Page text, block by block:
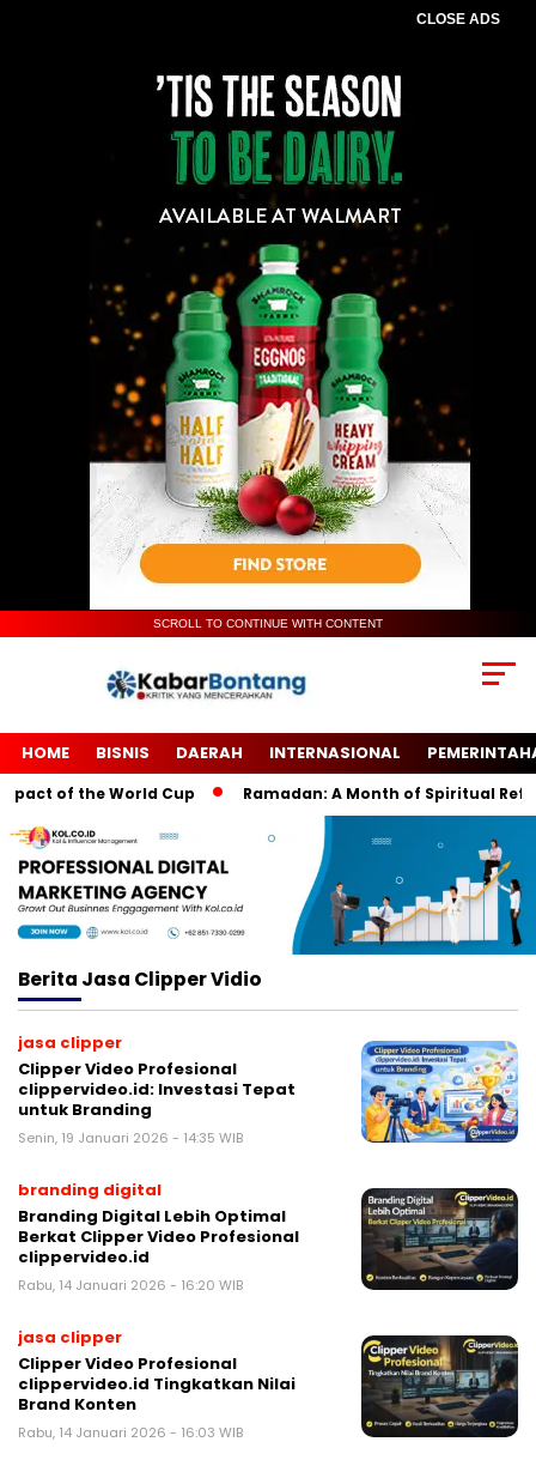
CLOSE ADS
SCROLL TO CONTINUE WITH CONTENT
HOME BISNIS DAERAH INTERNASIONAL
of the World Cup Ramadan: A Month of Spiritual
Berita Jasa Clipper Vidio
jasa clipper
Clipper Video Profesional
clippervideo.id: Investasi Tepat
untuk Branding
Senin, 19 Januari 2026 - 14:35 WIB
branding digital
Branding Digital Lebih Optimal
Berkat Clipper Video Profesional
clippervideo.id
Rabu, 14 Januari 2026 - 16:20 WIB
jasa clipper
Clipper Video Profesional
clippervideo.id Tingkatkan Nilai
Brand Konten
Rabu, 14 Januari 2026 - 16:03 WIB